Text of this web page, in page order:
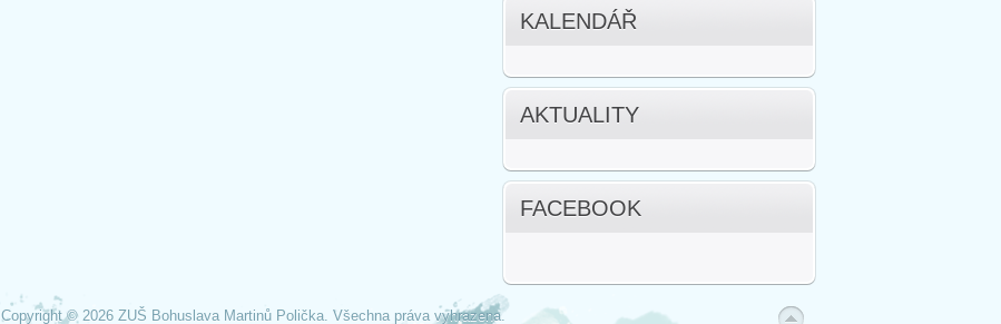
KALENDÁŘ
AKTUALITY
FACEBOOK
Copyright © 2026 ZUŠ Bohuslava Martinů Polička. Všechna práva vyhrazena.